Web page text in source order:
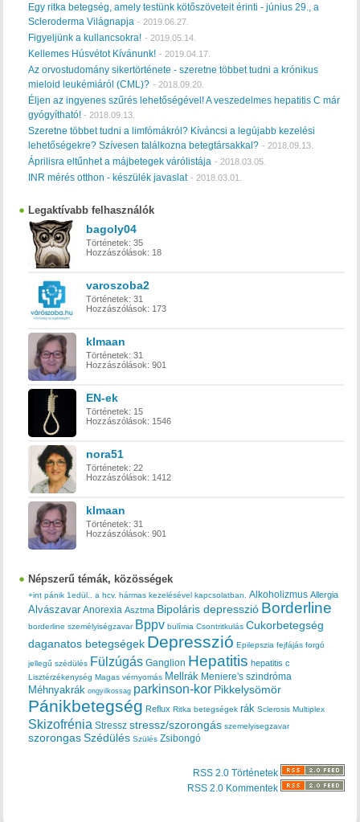
Egy ritka betegség, amely testünk kötőszöveteit érinti - június 29., a
Scleroderma Világnapja - 2019.06.27.
Figyeljünk a kullancsokra! - 2019.05.14.
Kellemes Húsvétot Kívánunk! - 2019.04.17.
Az orvostudomány sikertörténete - szeretne többet tudni a krónikus
mieloid leukémiáról (CML)? - 2018.09.20.
Éljen az ingyenes szűrés lehetőségével! A veszedelmes hepatitis C már
gyógyítható!- 2018.09.13.
Szeretne többet tudni a limfómákról? Kíváncsi a legújabb kezelési
lehetőségekre? Szívesen találkozna betegtársakkal? - 2018.09.13.
Áprilisra eltűnhet a májbetegek várólistája - 2018.03.05.
INR mérés otthon - készülék javaslat - 2018.03.01.
Legaktívabb felhasználók
bagoly04
Történetek: 35
Hozzászólások: 18
varoszoba2
Történetek: 31
Hozzászólások: 173
klmaan
Történetek: 31
Hozzászólások: 901
EN-ek
Történetek: 15
Hozzászólások: 1546
nora51
Történetek: 22
Hozzászólások: 1412
klmaan
Történetek: 31
Hozzászólások: 901
Népszerű témák, közösségek
+int pánik 1edül.. a hcv. hármas kezelésével kapcsolatban. Alkoholizmus Allergia
Alvászavar Anorexia Asztma Bipoláris depresszió Borderline
borderline személyiségzavar Bppv bulímia Csontritkulás Cukorbetegség
daganatos betegségek Depresszió Epilepszia fejfájás forgó
jellegű szédülés Fülzúgás Ganglion Hepatitis hepatitis c
Lisztérzékenység Magas vérnyomás Mellrák Meniere's szindróma
Méhnyakrák ongyilkossag parkinson-kor Pikkelysömör
Pánikbetegség Reflux Ritka betegségek rák Sclerosis Multiplex
Skizofrénia Stressz stressz/szorongás szemelyisegzavar
szorongas Szédülés Szülés Zsibongó
RSS 2.0 Történetek
RSS 2.0 Kommentek